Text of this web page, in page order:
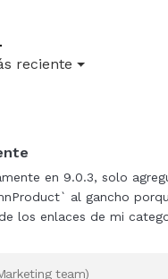
reciente
en 9.0.3, solo
al gancho
los enlaces de mi
team)